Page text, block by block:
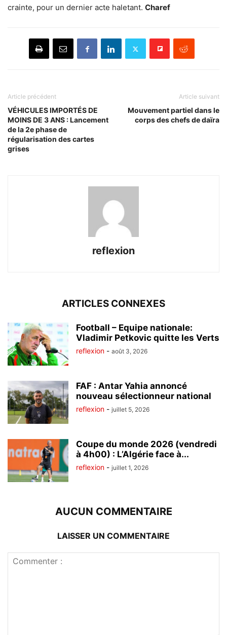
crainte, pour un dernier acte haletant. Charef
Article précédent
VÉHICULES IMPORTÉS DE
MOINS DE 3 ANS : Lancement
de la 2e phase de
régularisation des cartes
grises
Article suivant
Mouvement partiel dans le
corps des chefs de daïra
reflexion
ARTICLES CONNEXES
Football – Equipe nationale:
Vladimir Petkovic quitte les Verts
reflexion - août 3, 2026
FAF : Antar Yahia annoncé
nouveau sélectionneur national
reflexion - juillet 5, 2026
Coupe du monde 2026 (vendredi
à 4h00) : L’Algérie face à...
reflexion - juillet 1, 2026
AUCUN COMMENTAIRE
LAISSER UN COMMENTAIRE